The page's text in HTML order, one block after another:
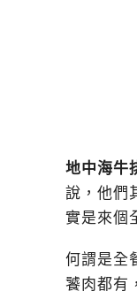
地中海牛
說，他們
實是來個
何謂是全
饕肉都有